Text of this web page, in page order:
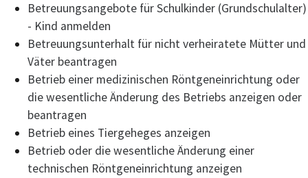
Betreuungsangebote für Schulkinder (Grundschulalter)
- Kind anmelden
Betreuungsunterhalt für nicht verheiratete Mütter und
Väter beantragen
Betrieb einer medizinischen Röntgeneinrichtung oder
die wesentliche Änderung des Betriebs anzeigen oder
beantragen
Betrieb eines Tiergeheges anzeigen
Betrieb oder die wesentliche Änderung einer
technischen Röntgeneinrichtung anzeigen